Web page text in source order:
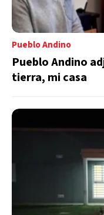
Pueblo Andino
Pueblo Andino
tierra, mi casa